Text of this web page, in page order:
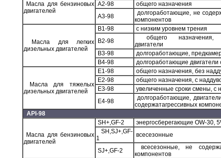
Масла для бензиновых
двигателей
A2-98
общего назначения
A3-98
долгоработающие, не
компонентов
Масла для легких
дизельных двигателей
B1-98
c низким уровнем трения
B2-98
общего назначения,
двигатели
B3-98
долгоработающие,
B4-98
долгоработающие двигатели
Масла для тяжелых
дизельных двигателей
E1-98
общего назначения, без
E2-98
общего назначения, c
E3-98
увеличенные сроки смены, с
E4-98
долгоработающие,
содержатагрессивных
API-98
Масла для бензиновых
двигателей
SH+,GF-2
энергосберегающие OW-30,
SH,SJ+,GF-
1
всесезонные
SJ+,GF-2
всесезонные, не
компонентов